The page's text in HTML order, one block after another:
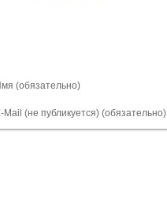
(обязательно)
Mail (не публикуется) (обязательно)